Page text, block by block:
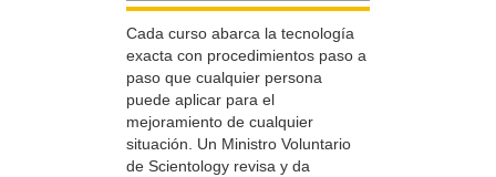
Cada curso abarca la tecnología
exacta con procedimientos paso a
paso que cualquier persona
puede aplicar para el
mejoramiento de cualquier
situación. Un Ministro Voluntario
de Scientology revisa y da